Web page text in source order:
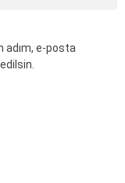
adım, e-posta